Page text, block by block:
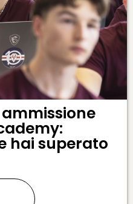
hai superato